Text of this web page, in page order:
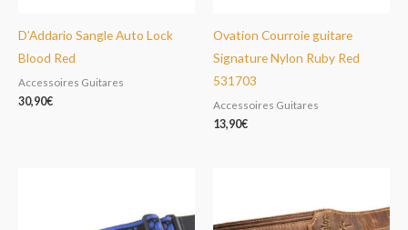
D’Addario Sangle Auto Lock
Blood Red
Accessoires Guitares
30,90€
Ovation Courroie guitare
Signature Nylon Ruby Red
531703
Accessoires Guitares
13,90€